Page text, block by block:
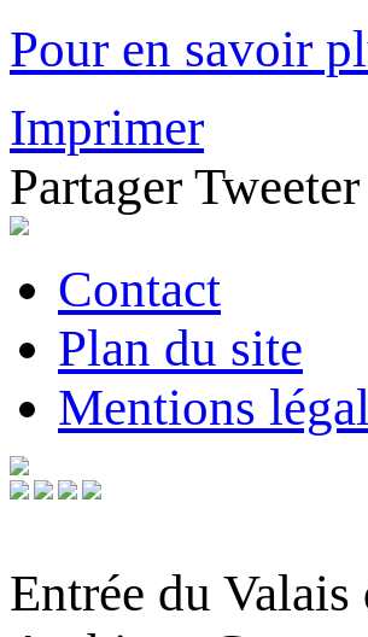
Pour en savoir
Imprimer
Partager Tweeter
Contact
Plan du site
Mentions
Entrée du